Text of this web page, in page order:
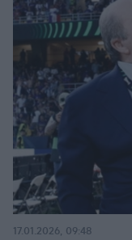
17.01.2026, 09:48